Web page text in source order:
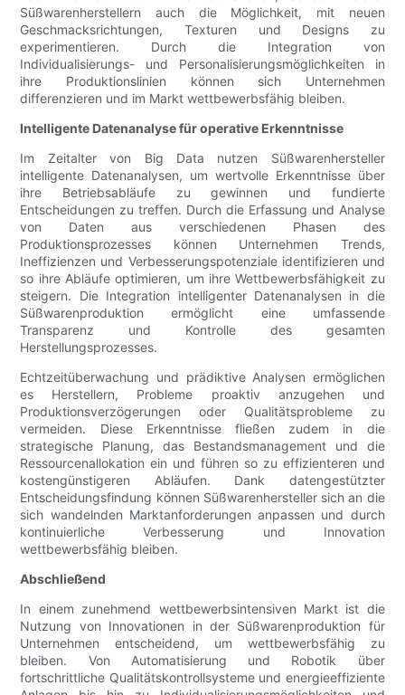
Süßwarenherstellern auch die Möglichkeit, mit neuen
Geschmacksrichtungen, Texturen und Designs zu
experimentieren. Durch die Integration von
Individualisierungs- und Personalisierungsmöglichkeiten in
ihre Produktionslinien können sich Unternehmen
differenzieren und im Markt wettbewerbsfähig bleiben.
Intelligente Datenanalyse für operative Erkenntnisse
Im Zeitalter von Big Data nutzen Süßwarenhersteller
intelligente Datenanalysen, um wertvolle Erkenntnisse über
ihre Betriebsabläufe zu gewinnen und fundierte
Entscheidungen zu treffen. Durch die Erfassung und Analyse
von Daten aus verschiedenen Phasen des
Produktionsprozesses können Unternehmen Trends,
Ineffizienzen und Verbesserungspotenziale identifizieren und
so ihre Abläufe optimieren, um ihre Wettbewerbsfähigkeit zu
steigern. Die Integration intelligenter Datenanalysen in die
Süßwarenproduktion ermöglicht eine umfassende
Transparenz und Kontrolle des gesamten
Herstellungsprozesses.
Echtzeitüberwachung und prädiktive Analysen ermöglichen
es Herstellern, Probleme proaktiv anzugehen und
Produktionsverzögerungen oder Qualitätsprobleme zu
vermeiden. Diese Erkenntnisse fließen zudem in die
strategische Planung, das Bestandsmanagement und die
Ressourcenallokation ein und führen so zu effizienteren und
kostengünstigeren Abläufen. Dank datengestützter
Entscheidungsfindung können Süßwarenhersteller sich an die
sich wandelnden Marktanforderungen anpassen und durch
kontinuierliche Verbesserung und Innovation
wettbewerbsfähig bleiben.
Abschließend
In einem zunehmend wettbewerbsintensiven Markt ist die
Nutzung von Innovationen in der Süßwarenproduktion für
Unternehmen entscheidend, um wettbewerbsfähig zu
bleiben. Von Automatisierung und Robotik über
fortschrittliche Qualitätskontrollsysteme und energieeffiziente